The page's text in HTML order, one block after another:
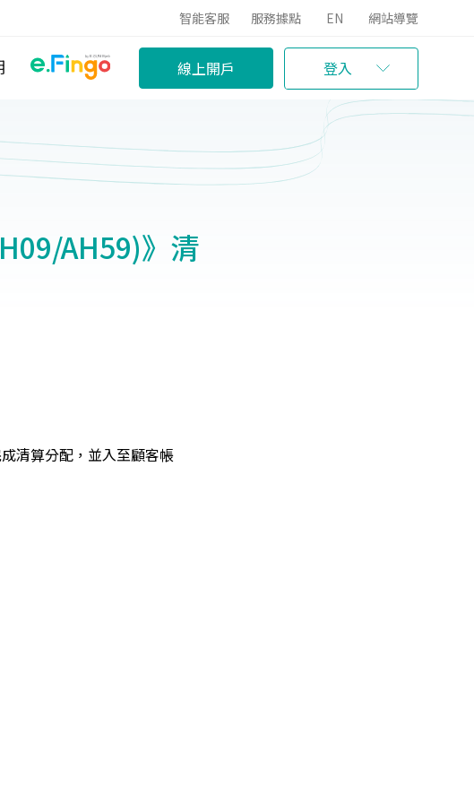
智能客服 服務據點 EN 網站導覽
線上開戶 登入
AH59)》清
清算分配，並入至顧客帳